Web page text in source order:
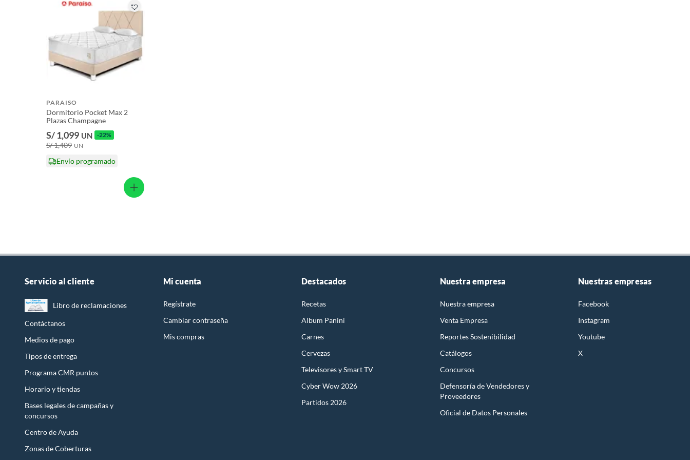
Licores y cigarros electrónicos.
PARAISO
Dormitorio Pocket Max 2
Plazas Champagne
S/ 1,099 UN -22%
S/ 1,409 UN
Envío programado
Servicio al cliente
Libro de reclamaciones
Contáctanos
Medios de pago
Tipos de entrega
Programa CMR puntos
Horario y tiendas
Bases legales de campañas y
concursos
Centro de Ayuda
Zonas de Coberturas
Mi cuenta
Regístrate
Cambiar contraseña
Mis compras
Destacados
Recetas
Album Panini
Carnes
Cervezas
Televisores y Smart TV
Cyber Wow 2026
Partidos 2026
Nuestra empresa
Nuestra empresa
Venta Empresa
Reportes Sostenibilidad
Catálogos
Concursos
Defensoría de Vendedores y
Proveedores
Oficial de Datos Personales
Nuestras empresas
Facebook
Instagram
Youtube
X